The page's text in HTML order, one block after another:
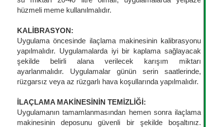
hüzmeli meme kullanılmalıdır.
KALİBRASYON:
Uygulama öncesinde ilaçlama makinesinin kalibrasyonu
yapılmalıdır. Uygulamalarda iyi bir kaplama sağlayacak
şekilde belirli alana verilecek karışım miktarı
ayarlanmalıdır. Uygulamalar günün serin saatlerinde,
rüzgarsız veya az rüzgarlı hava koşullarında yapılmalıdır.
İLAÇLAMA MAKİNESİNİN TEMİZLİĞİ:
Uygulamanın tamamlanmasından hemen sonra ilaçlama
makinesinin deposunu güvenli bir şekilde boşaltınız.